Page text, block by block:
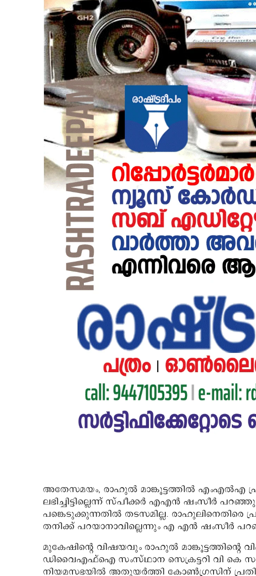
അതേസമയം, രാഹുൽ മാങ്കൂട്ടത്തിൽ എംഎൽഎ
ലഭിച്ചിട്ടില്ലെന്ന് സ്പീക്കർ എഎൻ ഷംസീർ
പങ്കെടുക്കുന്നതിൽ തടസമില്ല. രാഹുലിനെതിരെ
തനിക്ക് പറയാനാവില്ലെന്നും എ എൻ ഷംസീർ
മുകേഷിന്റെ വിഷയവും രാഹുൽ മാങ്കൂട്ടത്തിന്റെ
ഡിവൈഎഫ്‌ഐ സംസ്ഥാന സെക്രട്ടറി വി കെ
നിയമസഭയിൽ അതുയർത്തി കോൺഗ്രസിന്